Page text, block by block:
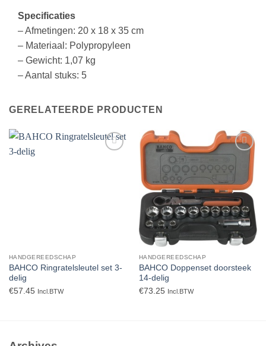
Specificaties
– Afmetingen: 20 x 18 x 35 cm
– Materiaal: Polypropyleen
– Gewicht: 1,07 kg
– Aantal stuks: 5
GERELATEERDE PRODUCTEN
HANDGEREEDSCHAP
BAHCO Ringratelsleutel set 3-
delig
€57.45 Incl.BTW
Toevoegen
aan
verlanglijst
HANDGEREEDSCHAP
BAHCO Doppenset doorsteek
14-delig
€73.25 Incl.BTW